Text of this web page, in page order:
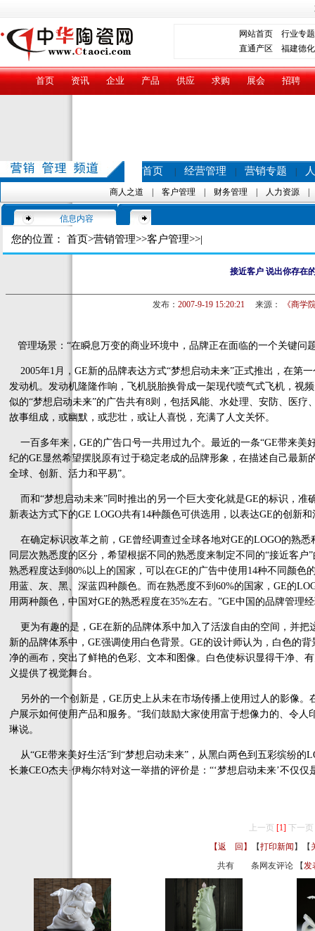
网站首页
行业专题
直通产区 福建德化
首页 资讯 企业 产品 供应 求购 展会 招聘
首页 经营管理 营销专题
商人之道 客户管理 财务管理 人力资源
信息内容
您的位置： 首页>营销管理>>客户管理>>|
接近客户 说出你存在
发布： 2007-9-19 15:20:21来源： 《商学
管理场景：“在瞬息万变的商业环境中，品牌正在面临的一个关键
2005年1月，GE新的品牌表达方式“梦想启动未来”正式推出，在第
发动机。发动机隆隆作响，飞机脱胎换骨成一架现代喷气式飞机，视
似的“梦想启动未来”的广告共有8则，包括风能、水处理、安防、医
故事组成，或幽默，或悲壮，或让人喜悦，充满了人文关怀。
一百多年来，GE的广告口号一共用过九个。最近的一条“GE带来美
纪的GE显然希望摆脱原有过于稳定老成的品牌形象，在描述自己最
全球、创新、活力和平易”。
而和“梦想启动未来”同时推出的另一个巨大变化就是GE的标识，准
新表达方式下的GE LOGO共有14种颜色可供选用，以表达GE的创新
在确定标识改革之前，GE曾经调查过全球各地对GE的LOGO的熟
同层次熟悉度的区分，希望根据不同的熟悉度来制定不同的“接近客
熟悉程度达到80%以上的国家，可以在GE的广告中使用14种不同颜色
用蓝、灰、黑、深蓝四种颜色。而在熟悉度不到60%的国家，GE的
用两种颜色，中国对GE的熟悉程度在35%左右。”GE中国的品牌管理
更为有趣的是，GE在新的品牌体系中加入了活泼自由的空间，并把
新的品牌体系中，GE强调使用白色背景。GE的设计师认为，白色的
净的画布，突出了鲜艳的色彩、文本和图像。白色使标识显得干净、
义提供了视觉舞台。
另外的一个创新是，GE历史上从未在市场传播上使用过人的影像。
户展示如何使用产品和服务。“我们鼓励大家使用富于想像力的、令
琳说。
从“GE带来美好生活”到“梦想启动未来”，从黑白两色到五彩缤纷的
长兼CEO杰夫·伊梅尔特对这一举措的评价是：“‘梦想启动未来’不仅
上一页 [1] 下一页
【返 回】
【打印新闻 】【
共有
条网友评论 【发